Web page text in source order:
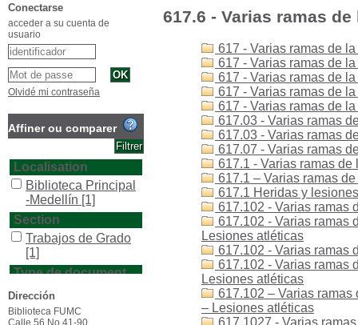
617.6 - Varias ramas
617 - Varias ramas de
617 - Varias ramas de
617 - Varias ramas de
617 - Varias ramas de
617 - Varias ramas de
617.03 - Varias ramas
617.03 - Varias ramas
617.07 - Varias ramas
617.1 - Varias ramas
617.1 – Varias ramas
617.1 Heridas y
617.102 - Varias ramas
617.102 - Varias ramas
Lesiones atléticas
617.102 - Varias ramas
617.102 - Varias ramas
Lesiones atléticas
617.102 – Varias
– Lesiones atléticas
617.1027 - Varias
Conectarse
acceder a su cuenta de
usuario
Olvidé mi contraseña
Affiner ou comparer
Localisation
Biblioteca Principal
-Medellín [1]
Section
Trabajos de Grado
[1]
Type de document
texto impreso
Dirección
Biblioteca FUMC
Calle 56 No.41-90